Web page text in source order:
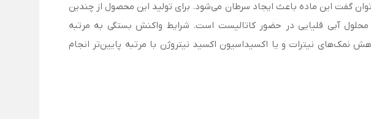
گفت این ماده باعث ایجاد سرطان می‌شود. برای تولید این محصول از چندین
آبی قلیایی در حضور کاتالیست است. شرایط واکنش بستگی به مرتبه
نمک‌های نیترات و یا اکسیداسیون اکسید نیتروژن با مرتبه پایین‌تر انجام